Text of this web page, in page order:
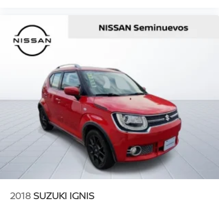
2018 SUZUKI IGNIS